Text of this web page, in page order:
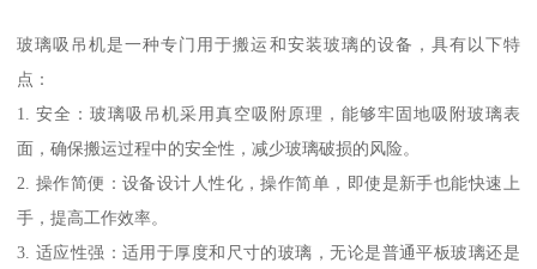
玻璃吸吊机是一种专门用于搬运和安装玻璃的设备，具有以下特
点：
1. 安全：玻璃吸吊机采用真空吸附原理，能够牢固地吸附玻璃表
面，确保搬运过程中的安全性，减少玻璃破损的风险。
2. 操作简便：设备设计人性化，操作简单，即使是新手也能快速上
手，提高工作效率。
3. 适应性强：适用于厚度和尺寸的玻璃，无论是普通平板玻璃还是